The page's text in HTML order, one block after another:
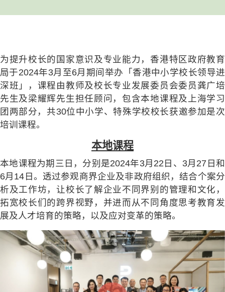
为提升校长的国家意识及专业能力，香港特区政府教育
局于2024年3月至6月期间举办「香港中小学校长领导进
深班」，课程由教师及校长专业发展委员会委员龚广培
先生及梁耀辉先生担任顾问，包含本地课程及上海学习
团两部分，共30位中小学、特殊学校校长获邀参加是次
培训课程。
本地课程
本地课程为期三日，分别是2024年3月22日、3月27日和
6月14日。透过参观商界企业及非政府组织，结合个案分
析及工作坊，让校长了解企业不同界别的管理和文化，
拓宽校长们的跨界视野，并进而从不同角度思考教育发
展及人才培育的策略，以及应对变革的策略。